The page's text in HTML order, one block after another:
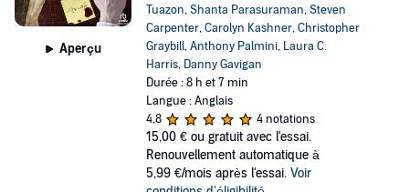
Aperçu
Tuazon,Shanta Parasuraman,Steven
Carpenter,Carolyn Kashner,Christopher
Graybill,Anthony Palmini, Laura C.
Harris, Danny Gavigan
Durée : 8 h et 7 min
Langue : Anglais
4,8
4 notations
15,00 € ou gratuit avec l'essai.
Renouvellement automatique à
5,99 €/mois après l'essai. Voir